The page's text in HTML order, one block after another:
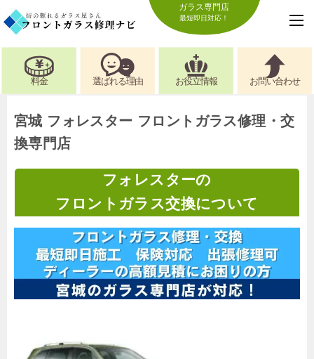
ガラス専門店
最短即日対応！
料金 選ばれる理由 お役立情報 お問い合わせ
宮城 フォレスター フロントガラス修理・交
換専門店
フォレスターの
フロントガラス交換について